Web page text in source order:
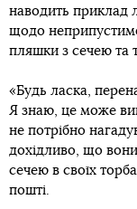
наводить приклад
щодо
пляшки з сечею та
«Будь ласка,
Я знаю, це може
не потрібно
дохідливо, що
сечею в своїх
пошті.